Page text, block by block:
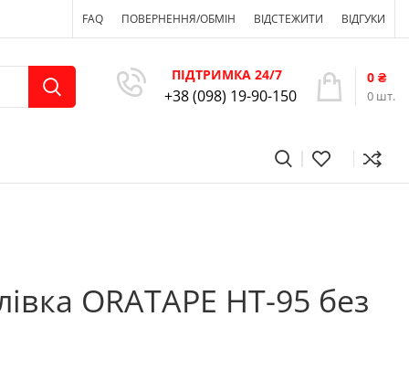
FAQ ПОВЕРНЕННЯ/ОБМІН ВІДСТЕЖИТИ ВІДГУКИ
ПІДТРИМКА 24/7
+38 (098) 19-90-150 0 шт.
0 ₴
ORATAPE НТ-95 без